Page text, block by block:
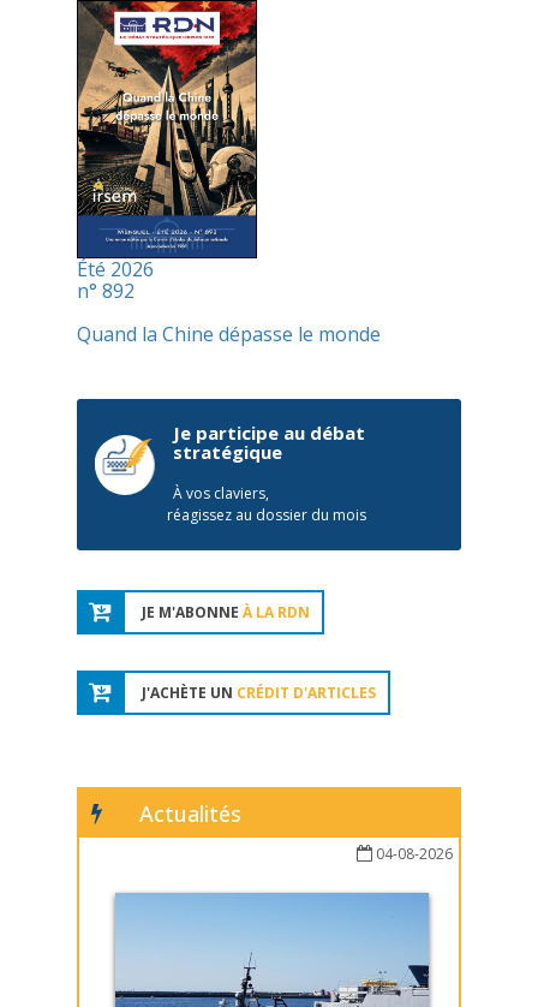
Été 2026
n° 892
Quand la Chine dépasse le monde
Je participe au débat
stratégique
À vos claviers,
réagissez au dossier du mois
JE M'ABONNE À LA RDN
J'ACHÈTE UN CRÉDIT D'ARTICLES
Actualités
04-08-2026